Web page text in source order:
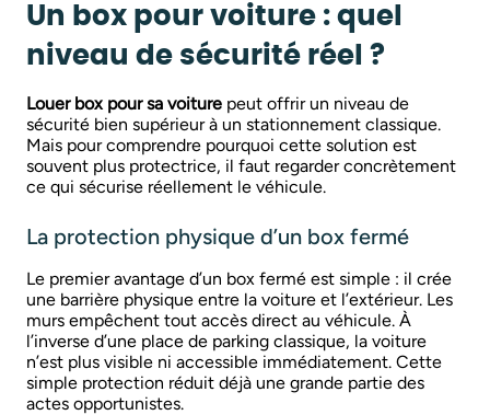
Un box pour voiture : quel
niveau de sécurité réel ?
Louer box pour sa voiture peut offrir un niveau de
sécurité bien supérieur à un stationnement classique.
Mais pour comprendre pourquoi cette solution est
souvent plus protectrice, il faut regarder concrètement
ce qui sécurise réellement le véhicule.
La protection physique d’un box fermé
Le premier avantage d’un box fermé est simple : il crée
une barrière physique entre la voiture et l’extérieur. Les
murs empêchent tout accès direct au véhicule. À
l’inverse d’une place de parking classique, la voiture
n’est plus visible ni accessible immédiatement. Cette
simple protection réduit déjà une grande partie des
actes opportunistes.